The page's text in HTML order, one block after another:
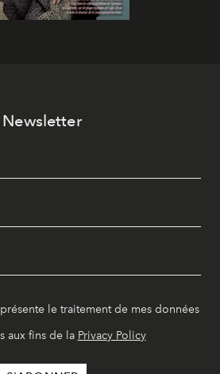
Newsletter
le traitement de mes données
aux fins de la Privacy Policy